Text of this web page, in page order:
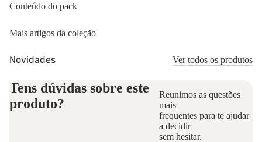
Conteúdo do pack
Mais artigos da coleção
Novidades Ver todos os produtos
Tens dúvidas sobre este
produto?
Reunimos as questões
mais
frequentes para te ajudar
a decidir
sem hesitar.